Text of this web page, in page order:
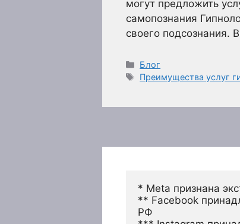
могут предложить
самопознания
своего подсознания.
Рубрики
Блог
Метки
Преимущества услуг
* Meta признана
** Facebook
РФ